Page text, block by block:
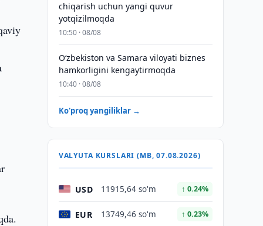
chiqarish uchun yangi quvur
yotqizilmoqda
10:50 · 08/08
Oʻzbekiston va Samara viloyati biznes
hamkorligini kengaytirmoqda
10:40 · 08/08
Ko'proq yangiliklar →
VALYUTA KURSLARI (MB, 07.08.2026)
USD 11915,64 so'm ↑ 0.24%
EUR 13749,46 so'm ↑ 0.23%